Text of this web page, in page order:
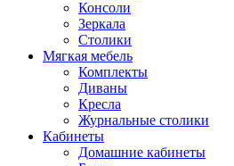
Консоли
Зеркала
Столики
Мягкая мебель
Комплекты
Диваны
Кресла
Журнальные столики
Кабинеты
Домашние кабинеты